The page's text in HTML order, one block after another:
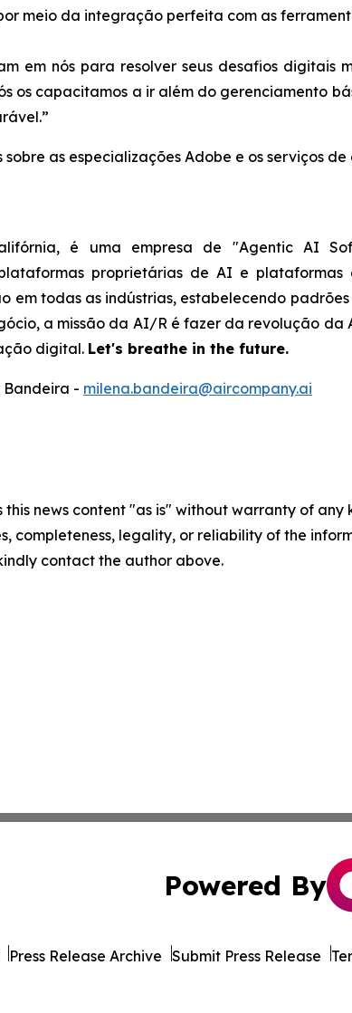
meio da integração perfeita com as
em nós para resolver seus desafios digitais
os capacitamos a ir além do
sobre as especializações Adobe e os serviços
é uma empresa de "Agentic AI
proprietárias de AI e
em todas as indústrias, estabelecendo
a missão da AI/R é fazer da revolução
digital. Let's breathe in the future.
Bandeira - milena.bandeira@aircompany.ai
this news content "as is" without warranty of
completeness, legality, or reliability of the
contact the author above.
Powered By
Press Release Archive Submit Press Release